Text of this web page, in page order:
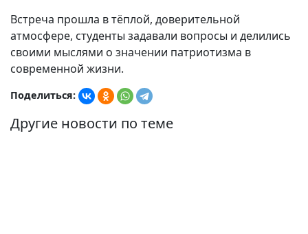
Встреча прошла в тёплой, доверительной
атмосфере, студенты задавали вопросы и делились
своими мыслями о значении патриотизма в
современной жизни.
Поделиться:
Другие новости по теме